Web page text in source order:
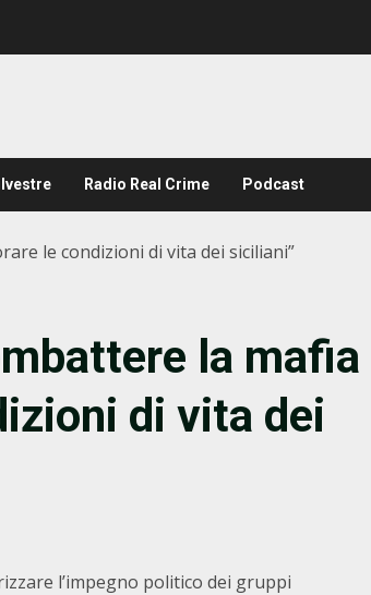
Radio Real Crime Podcast
le condizioni di vita dei siciliani”
la mafia
di vita dei
l’impegno politico dei gruppi